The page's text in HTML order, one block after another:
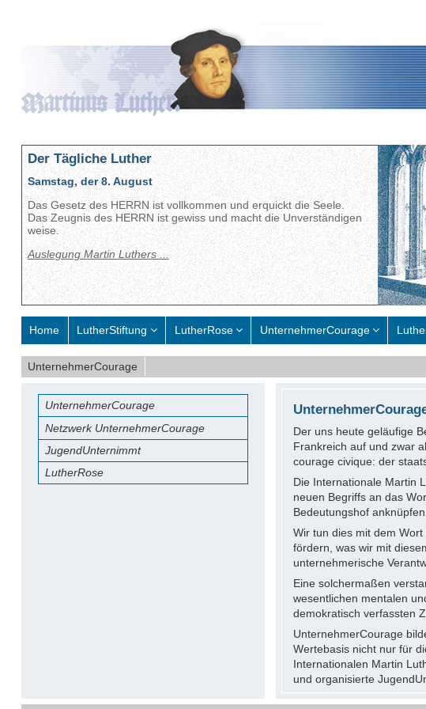
Der Tägliche Luther
Samstag, der 8. August
Das Gesetz des HERRN ist vollkommen und erquickt die Seele.
Das Zeugnis des HERRN ist gewiss und macht die Unverständigen
weise.
Auslegung Martin Luthers ...
Home LutherStiftung LutherRose UnternehmerCourage
UnternehmerCourage
UnternehmerCourage
Netzwerk UnternehmerCourage
JugendUnternimmt
LutherRose
Der uns heute geläufige
Frankreich auf und zwar
courage civique: der
Die Internationale Martin
neuen Begriffs an das
Bedeutungshof anknüpfen.
Wir tun dies mit dem
fördern, was wir mit
unternehmerische
Eine solchermaßen
wesentlichen mentalen
demokratisch verfassten
UnternehmerCourage
Wertebasis nicht nur für
Internationalen Martin
und organisierte